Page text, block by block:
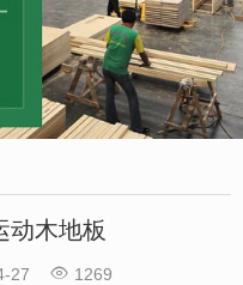
动木地板
27  1269